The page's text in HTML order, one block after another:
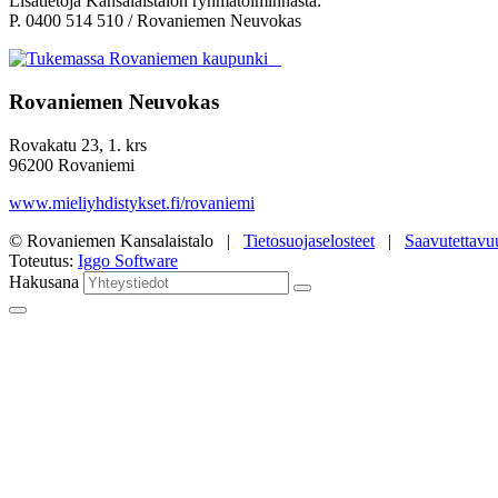
P. 0400 514 510 / Rovaniemen Neuvokas
Rovaniemen Neuvokas
Rovakatu 23, 1. krs
96200 Rovaniemi
www.mieliyhdistykset.fi/rovaniemi
© Rovaniemen Kansalaistalo | Tietosuojaselosteet |
Toteutus: Iggo Software
Hakusana